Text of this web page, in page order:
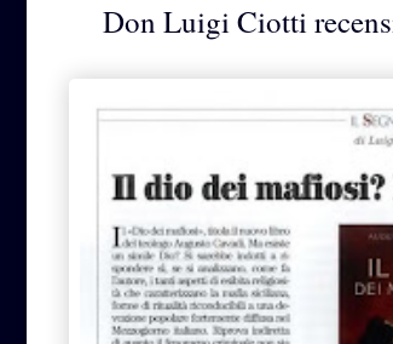
Don Luigi Ciotti